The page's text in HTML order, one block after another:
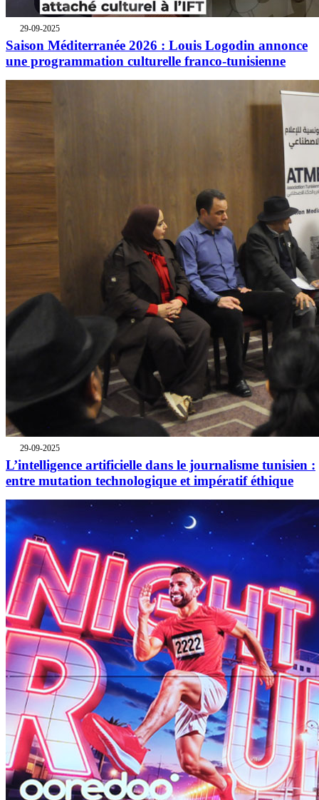
29-09-2025
Saison Méditerranée 2026 : Louis Logodin annonce
une programmation culturelle franco-tunisienne
29-09-2025
L’intelligence artificielle dans le journalisme tunisien :
entre mutation technologique et impératif éthique